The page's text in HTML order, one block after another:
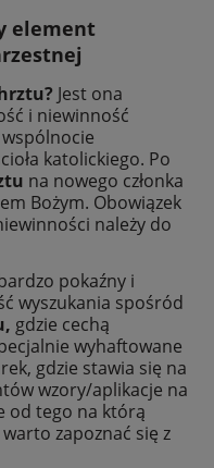
element
Jest ona
i niewinność
katolickiego. Po
na nowego członka
Bożym. Obowiązek
należy do
pokaźny i
wyszukania spośród
gdzie cechą
wyhaftowane
gdzie stawia się na
wzory/aplikacje na
od tego na którą
zapoznać się z